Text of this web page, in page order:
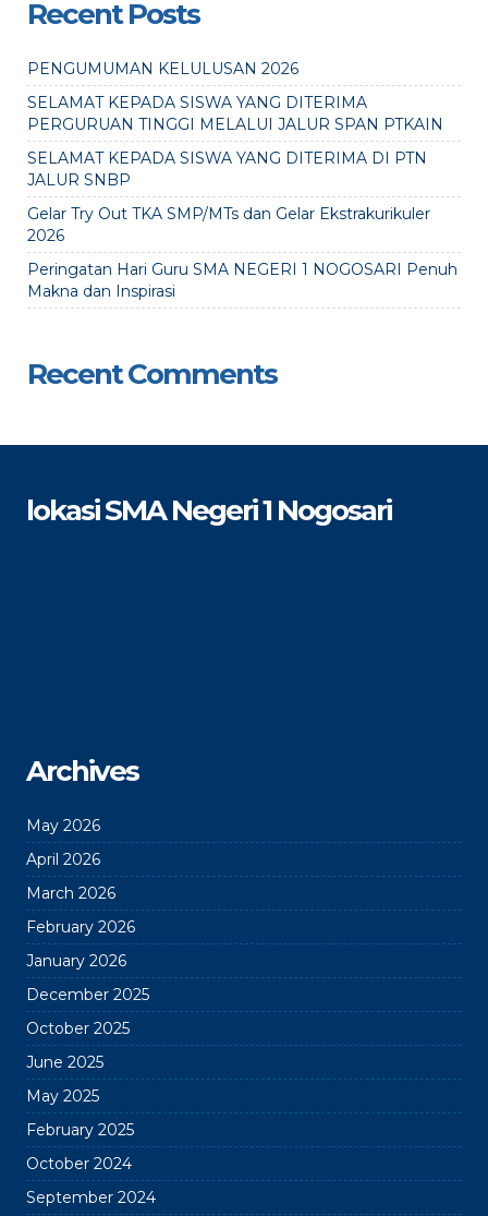
Recent Posts
PENGUMUMAN KELULUSAN 2026
SELAMAT KEPADA SISWA YANG DITERIMA
PERGURUAN TINGGI MELALUI JALUR SPAN PTKAIN
SELAMAT KEPADA SISWA YANG DITERIMA DI PTN
JALUR SNBP
Gelar Try Out TKA SMP/MTs dan Gelar Ekstrakurikuler
2026
Peringatan Hari Guru SMA NEGERI 1 NOGOSARI Penuh
Makna dan Inspirasi
Recent Comments
lokasi SMA Negeri 1 Nogosari
Archives
May 2026
April 2026
March 2026
February 2026
January 2026
December 2025
October 2025
June 2025
May 2025
February 2025
October 2024
September 2024